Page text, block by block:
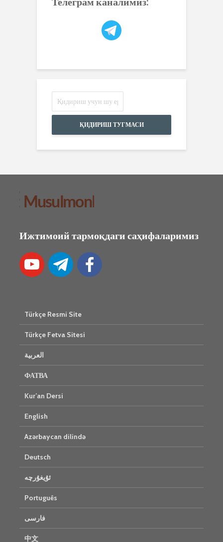
ҚИДИРИШ ТУГМАСИ
Ижтимоий тармоқдаги саҳифаларимиз
Türkçe Resmi Site
Türkçe Fetva Sitesi
العربية
ФАТВА
Kur’an Dersi
English
Azərbaycan dilində
Deutsch
ئۇيغۇرچە
Português
فارسی
中文